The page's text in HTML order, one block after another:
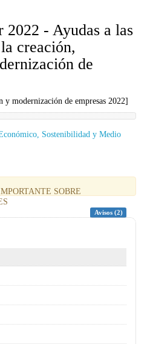
2022 - Ayudas a las
creación,
de
modernización de empresas 2022]
Sostenibilidad y Medio
SOBRE
Avisos (2)